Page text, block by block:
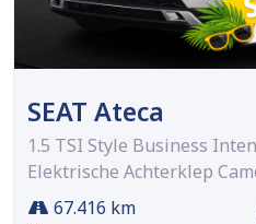
SEAT Ateca
1.5 TSI Style Business
Elektrische Achterklep
67.416 km